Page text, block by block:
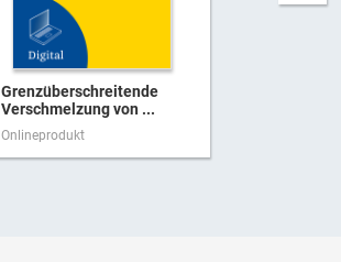
Grenzüberschreitende
Verschmelzung von ...
Onlineprodukt